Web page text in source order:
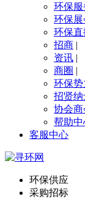
环保
环保展
环保直
招商 |
资讯 |
商圈 |
环保
招贤纳
协会商
帮助中
客服中心
环保供应
采购招标